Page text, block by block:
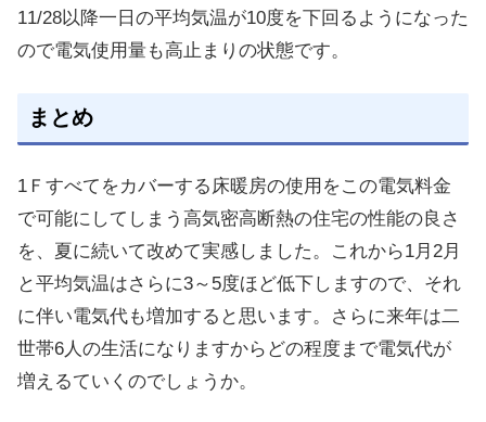
11/28以降一日の平均気温が10度を下回るようになった
ので電気使用量も高止まりの状態です。
まとめ
1Ｆすべてをカバーする床暖房の使用をこの電気料金
で可能にしてしまう高気密高断熱の住宅の性能の良さ
を、夏に続いて改めて実感しました。これから1月2月
と平均気温はさらに3～5度ほど低下しますので、それ
に伴い電気代も増加すると思います。さらに来年は二
世帯6人の生活になりますからどの程度まで電気代が
増えるていくのでしょうか。